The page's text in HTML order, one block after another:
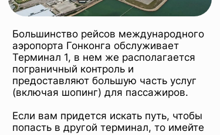
Большинство рейсов международного
аэропорта Гонконга обслуживает
Терминал 1, в нем же располагается
пограничный контроль и
предоставляют большую часть услуг
(включая шопинг) для пассажиров.
Если вам придется искать путь, чтобы
попасть в другой терминал, то имейте